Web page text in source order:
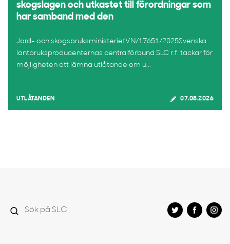
skogslagen och utkastet till förordningar som
har samband med den
Jord- och skogsbruksministerietVN/17651/2025Svenska
lantbruksproducenternas centralförbund SLC r.f. tackar för
möjligheten att lämna utlåtande om u...
UTLÅTANDEN 07.08.2026